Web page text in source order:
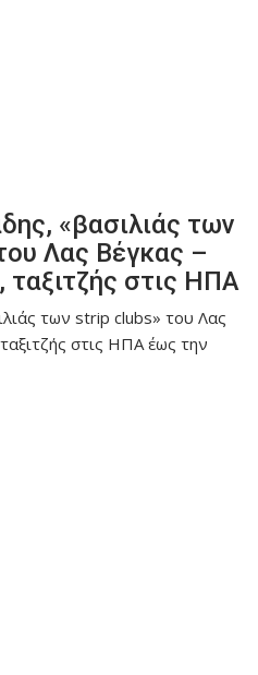
«βασιλιάς των
Λας Βέγκας –
στις ΗΠΑ
των strip clubs» του Λας
στις ΗΠΑ έως την